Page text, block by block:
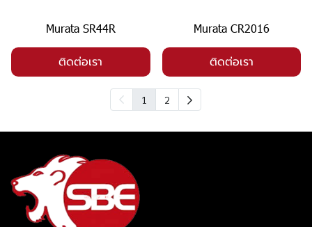
Murata SR44R
ติดต่อเรา
Murata CR2016
ติดต่อเรา
1 2